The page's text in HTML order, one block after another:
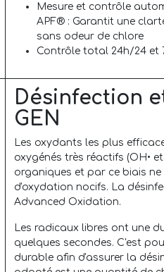
Mesure et contrôle
APF® : Garantit une
sans odeur de chlore
Contrôle total 24h/24 et
Désinfection
GEN
Les oxydants les plus
oxygénés très réactifs (OH•
organiques et par ce biais
d'oxydation nocifs. La
Advanced Oxidation.
Les radicaux libres ont une
quelques secondes. C'est
durable afin d'assurer la